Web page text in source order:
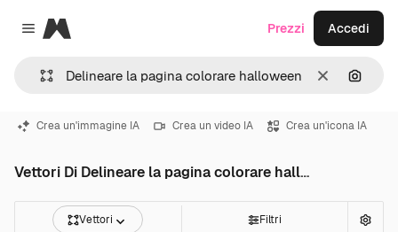
Close menu
Magnific
CancellaCerca
Prezzi Accedi
Crea un'immagine IA Crea un video IA Crea un'icona IA
Vettori Di Delineare la pagina colorare halloween
Vettori Filtri